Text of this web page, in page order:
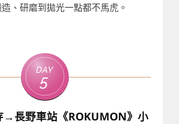
、研磨到拋光一點都不馬虎。
Day
5
長野車站《ROKUMON》小